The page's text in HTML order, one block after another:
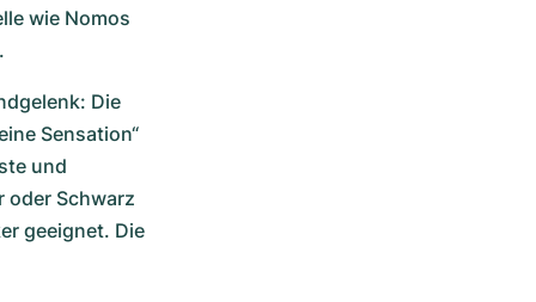
wie Nomos
Die
Sensation“
und
oder Schwarz
geeignet. Die